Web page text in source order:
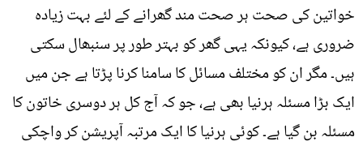
خواتین کی صحت ہر صحت مند گھرانے کے لئے بہت زیادہ
ضروری ہے، کیونکہ یہی گھر کو بہتر طور پر سنبھال سکتی
ہیں۔ مگر ان کو مختلف مسائل کا سامنا کرنا پڑتا ہے جن میں
ایک بڑا مسئلہ ہرنیا بھی ہے، جو کہ آج کل ہر دوسری خاتون کا
مسئلہ بن گیا ہے۔ کوئی ہرنیا کا ایک مرتبہ آپریشن کر واچکی